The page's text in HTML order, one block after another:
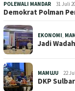
POLEWALI MANDAR 31 Juli
Demokrat Polman
EKONOMI,
Jadi
MAMUJU 22
DKP